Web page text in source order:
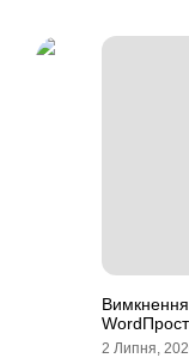
2 Липня,